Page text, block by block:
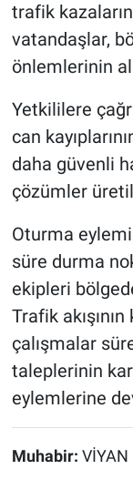
trafik
vatandaşlar,
önlemlerinin
Yetkililere
can
daha güvenli
çözümler
Oturma
süre durma
ekipleri
Trafik
çalışmalar
taleplerinin
eylemlerine
Muhabir: VİYAN